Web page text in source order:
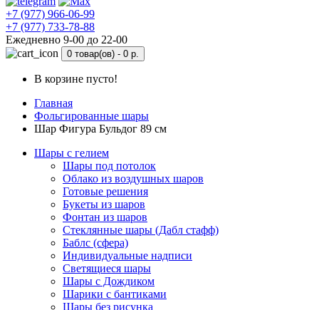
+7 (977) 966-06-99
+7 (977) 733-78-88
Ежедневно 9-00 до 22-00
0 товар(ов) - 0 р.
В корзине пусто!
Главная
Фольгированные шары
Шар Фигура Бульдог 89 см
Шары с гелием
Шары под потолок
Облако из воздушных шаров
Готовые решения
Букеты из шаров
Фонтан из шаров
Стеклянные шары (Дабл стафф)
Баблс (сфера)
Индивидуальные надписи
Светящиеся шары
Шары с Дождиком
Шарики с бантиками
Шары без рисунка